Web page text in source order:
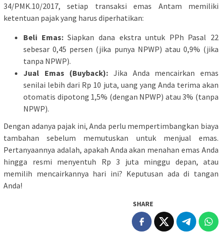
34/PMK.10/2017, setiap transaksi emas Antam memiliki
ketentuan pajak yang harus diperhatikan:
Beli Emas:Siapkan dana ekstra untuk PPh Pasal 22
sebesar 0,45 persen (jika punya NPWP) atau 0,9% (jika
tanpa NPWP).
Jual Emas (Buyback): Jika Anda mencairkan emas
senilai lebih dari Rp 10 juta, uang yang Anda terima akan
otomatis dipotong 1,5% (dengan NPWP) atau 3% (tanpa
NPWP).
Dengan adanya pajak ini, Anda perlu mempertimbangkan biaya
tambahan sebelum memutuskan untuk menjual emas.
Pertanyaannya adalah, apakah Anda akan menahan emas Anda
hingga resmi menyentuh Rp 3 juta minggu depan, atau
memilih mencairkannya hari ini? Keputusan ada di tangan
Anda!
SHARE